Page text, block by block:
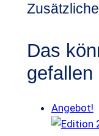
Das
Angebot!